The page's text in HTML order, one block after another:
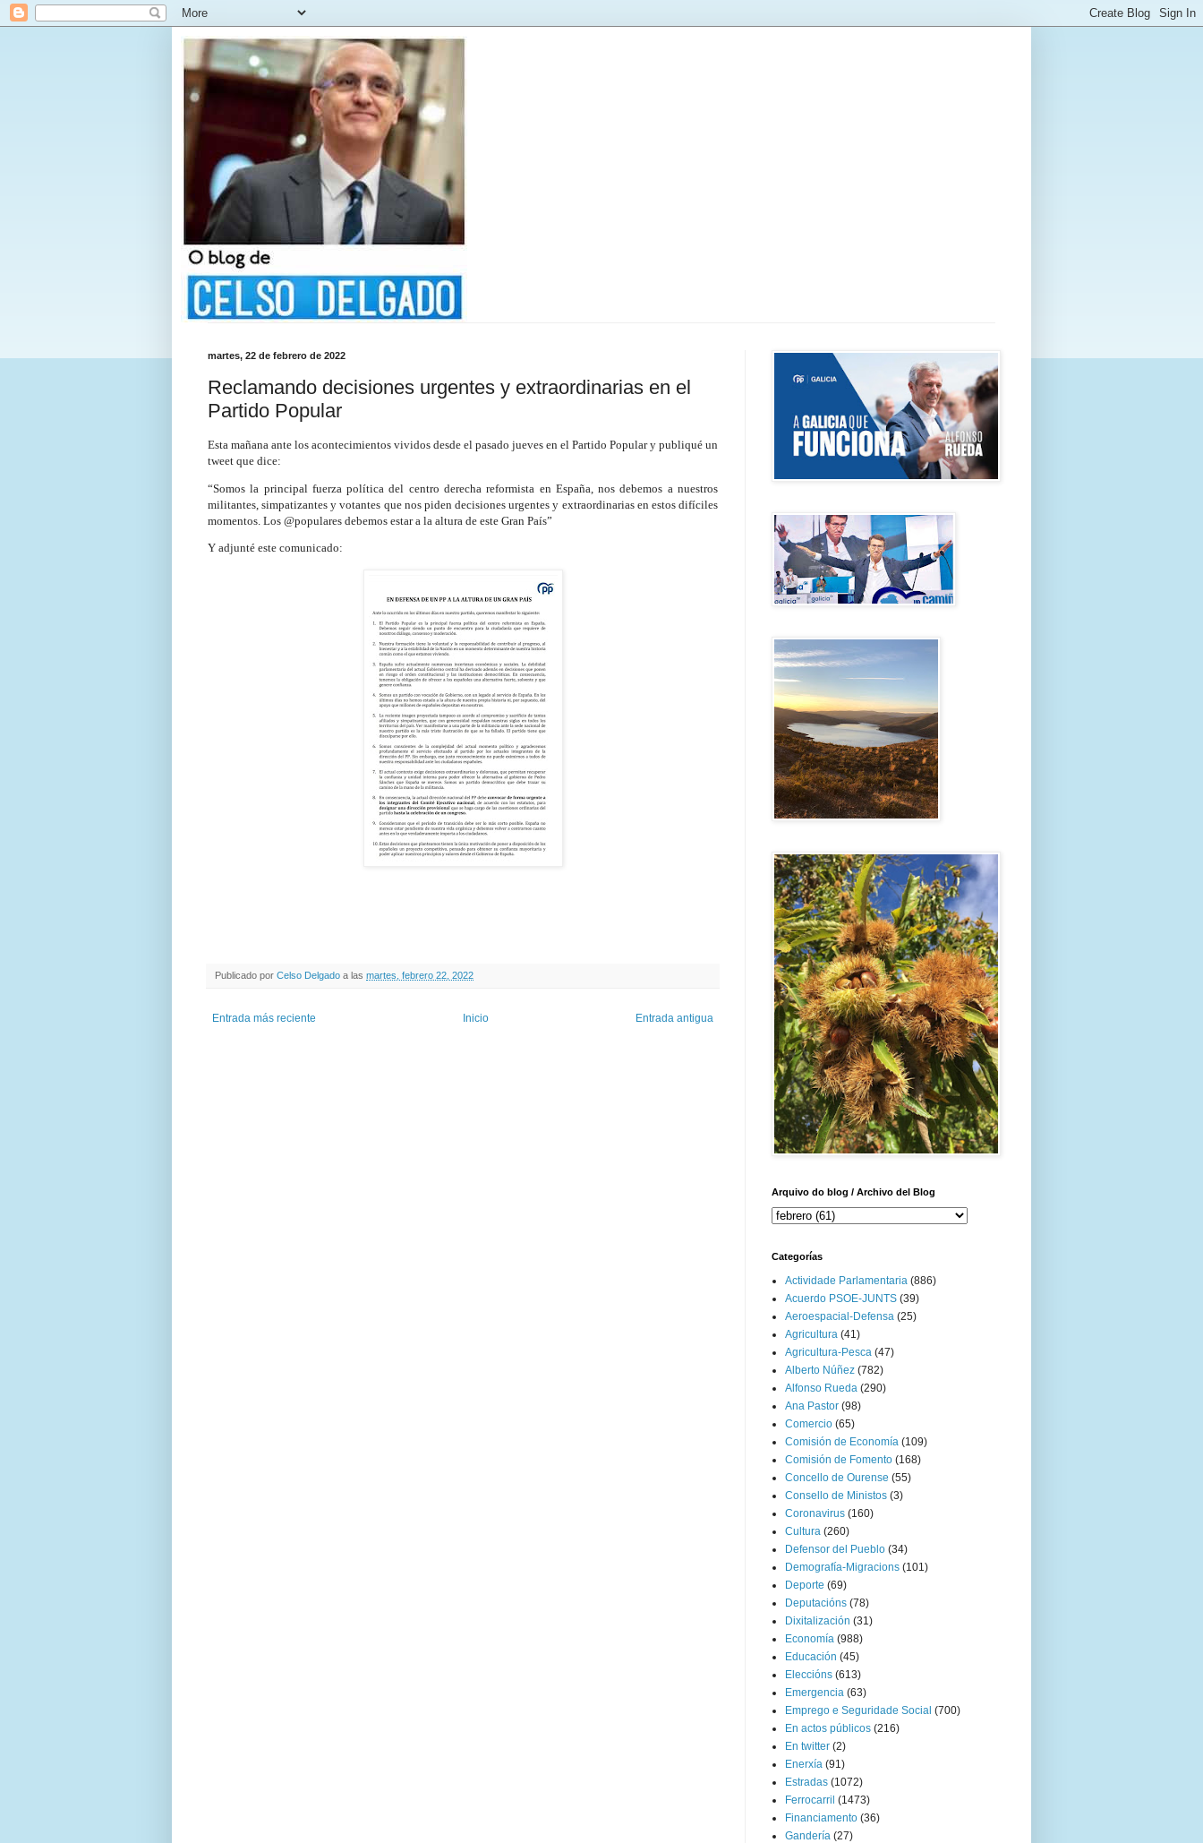
martes, 22 de febrero de 2022
Reclamando decisiones urgentes y extraordinarias en el
Partido Popular
Esta mañana ante los acontecimientos vividos desde el pasado jueves en el Partido Popular y publiqué un
tweet que dice:
“Somos la principal fuerza política del centro derecha reformista en España, nos debemos a nuestros
militantes, simpatizantes y votantes que nos piden decisiones urgentes y extraordinarias en estos difíciles
momentos. Los @populares debemos estar a la altura de este Gran País”
Y adjunté este comunicado:
Publicado por Celso Delgado a las martes, febrero 22, 2022
Entrada más reciente Entrada antigua
Inicio
Arquivo do blog / Archivo del Blog
Categorías
Actividade Parlamentaria (886)
Acuerdo PSOE-JUNTS (39)
Aeroespacial-Defensa (25)
Agricultura (41)
Agricultura-Pesca (47)
Alberto Núñez (782)
Alfonso Rueda (290)
Ana Pastor (98)
Comercio (65)
Comisión de Economía (109)
Comisión de Fomento (168)
Concello de Ourense (55)
Consello de Ministos (3)
Coronavirus (160)
Cultura (260)
Defensor del Pueblo (34)
Demografía-Migracions (101)
Deporte (69)
Deputacións (78)
Dixitalización (31)
Economía (988)
Educación (45)
Eleccións (613)
Emergencia (63)
Emprego e Seguridade Social (700)
En actos públicos (216)
En twitter (2)
Enerxía (91)
Estradas (1072)
Ferrocarril (1473)
Financiamento (36)
Gandería (27)